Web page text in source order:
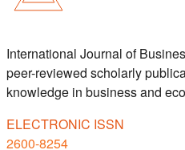
International Journal of
peer-reviewed scholarly
knowledge in business and
ELECTRONIC ISSN
2600-8254